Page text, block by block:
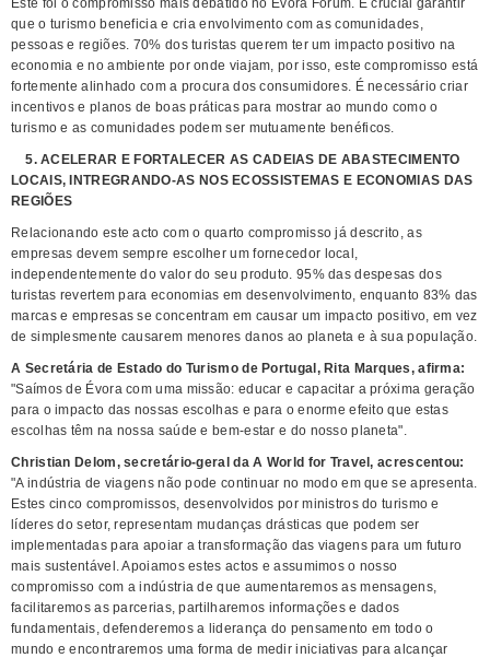
Este foi o compromisso mais debatido no Évora Fórum. É crucial garantir
que o turismo beneficia e cria envolvimento com as comunidades,
pessoas e regiões. 70% dos turistas querem ter um impacto positivo na
economia e no ambiente por onde viajam, por isso, este compromisso está
fortemente alinhado com a procura dos consumidores. É necessário criar
incentivos e planos de boas práticas para mostrar ao mundo como o
turismo e as comunidades podem ser mutuamente benéficos.
5. ACELERAR E FORTALECER AS CADEIAS DE ABASTECIMENTO
LOCAIS, INTREGRANDO-AS NOS ECOSSISTEMAS E ECONOMIAS DAS
REGIÕES
Relacionando este acto com o quarto compromisso já descrito, as
empresas devem sempre escolher um fornecedor local,
independentemente do valor do seu produto. 95% das despesas dos
turistas revertem para economias em desenvolvimento, enquanto 83% das
marcas e empresas se concentram em causar um impacto positivo, em vez
de simplesmente causarem menores danos ao planeta e à sua população.
A Secretária de Estado do Turismo de Portugal, Rita Marques, afirma:
"Saímos de Évora com uma missão: educar e capacitar a próxima geração
para o impacto das nossas escolhas e para o enorme efeito que estas
escolhas têm na nossa saúde e bem-estar e do nosso planeta".
Christian Delom, secretário-geral da A World for Travel, acrescentou:
"A indústria de viagens não pode continuar no modo em que se apresenta.
Estes cinco compromissos, desenvolvidos por ministros do turismo e
líderes do setor, representam mudanças drásticas que podem ser
implementadas para apoiar a transformação das viagens para um futuro
mais sustentável. Apoiamos estes actos e assumimos o nosso
compromisso com a indústria de que aumentaremos as mensagens,
facilitaremos as parcerias, partilharemos informações e dados
fundamentais, defenderemos a liderança do pensamento em todo o
mundo e encontraremos uma forma de medir iniciativas para alcançar